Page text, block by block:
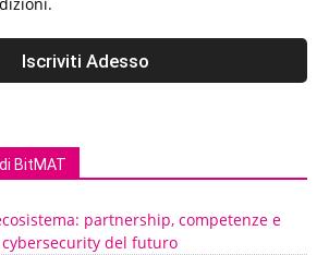
BitMAT
partnership, competenze e
del futuro